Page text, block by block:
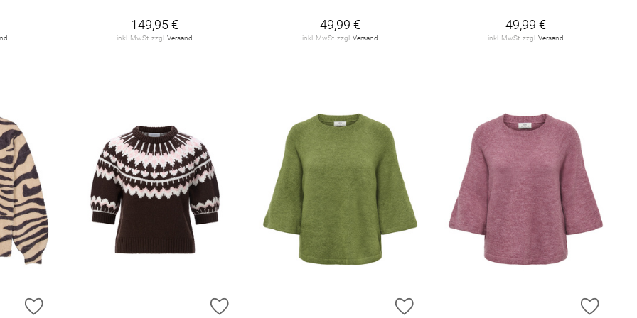
149,95 €
inkl. MwSt. zzgl.Versand
49,99 €
inkl. MwSt. zzgl.Versand
49,99 €
inkl. MwSt. zzgl.Versand
ZUR WUNSCHLISTE HINZUFÜGEN ZUR WUNSCHLISTE HINZUFÜGEN ZUR